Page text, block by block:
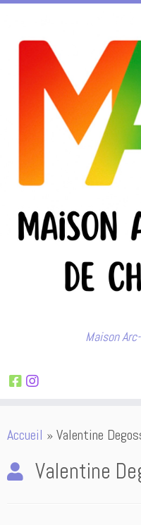
au
contenu
Maison
Accueil »Valentine
Valentine